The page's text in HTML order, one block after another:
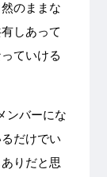
のままな
しあって
ていける
ンバーにな
だけでい
りだと思